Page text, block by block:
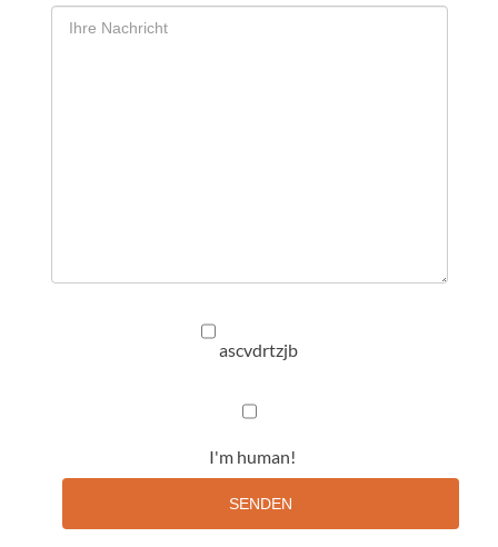
ascvdrtzjb
I'm human!
SENDEN